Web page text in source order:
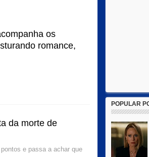
os
romance,
da morte de
e passa a achar que
POPULAR